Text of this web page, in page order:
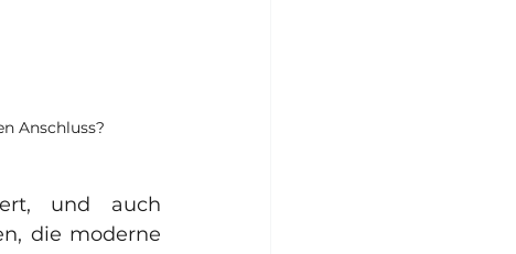
Anschluss?
die moderne